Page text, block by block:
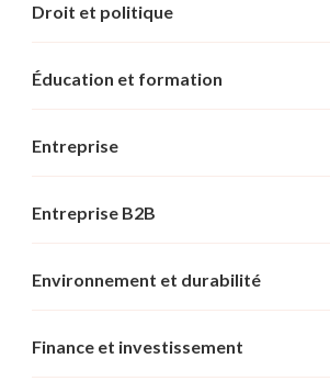
Droit et politique
Éducation et formation
Entreprise
Entreprise B2B
Environnement et durabilité
Finance et investissement